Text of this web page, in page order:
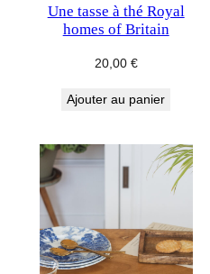
Une tasse à thé Royal
homes of Britain
20,00 €
Ajouter au panier